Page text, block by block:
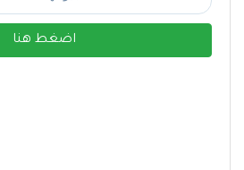
اضغط هنا